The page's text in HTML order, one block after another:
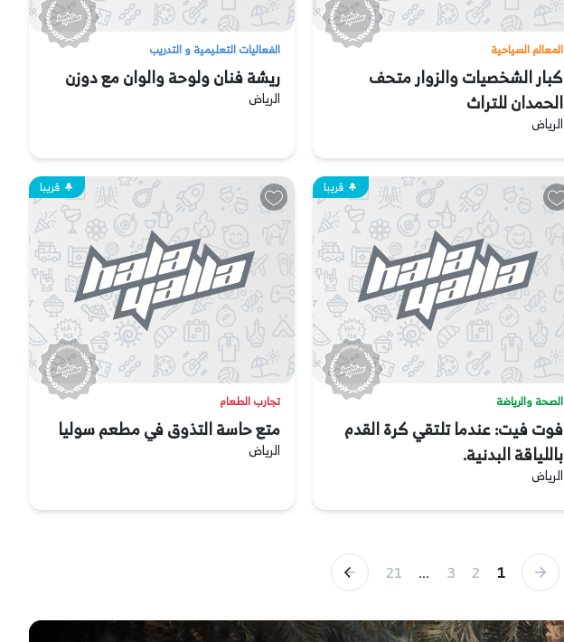
المعالم السياحية
كبار الشخصيات والزوار متحف
الحمدان للتراث
الرياض
الفعاليات التعليمية و التدريب
ريشة فنان ولوحة والوان مع دوزن
الرياض
قريبا
الصحة والرياضة
فوت فيت: عندما تلتقي كرة القدم
باللياقة البدنية.
الرياض
قريبا
تجارب الطعام
متع حاسة التذوق في مطعم سوليا
الرياض
1
2
3
...
21